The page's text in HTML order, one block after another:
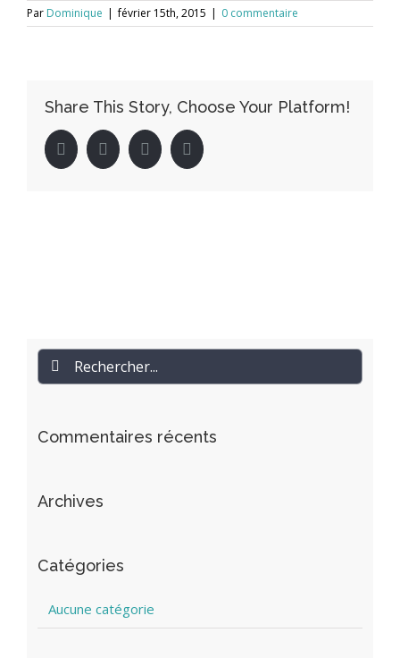
Par Dominique | février 15th, 2015 | 0 commentaire
Share This Story, Choose Your Platform!
facebooktwitter linkedin pinterest
Rechercher
Commentaires récents
Archives
Catégories
Aucune catégorie